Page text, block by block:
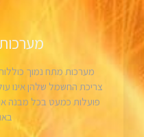
מערכות מתח נמוך
פועלות כמעט בכל מבנה